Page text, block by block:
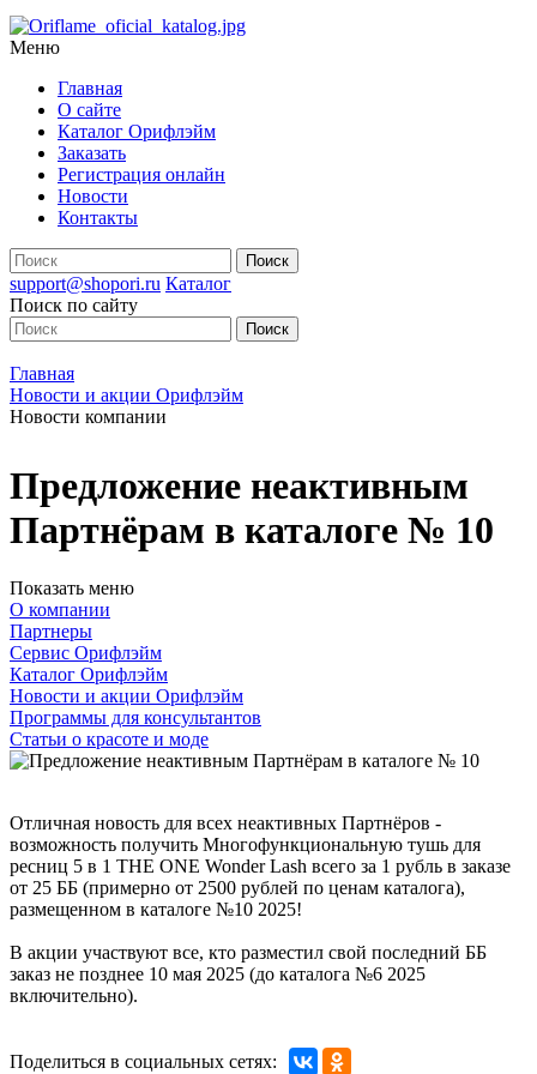
Меню
Главная
О сайте
Каталог Орифлэйм
Заказать
Регистрация онлайн
Новости
Контакты
support@shopori.ru Каталог
Поиск по сайту
Главная
Новости и акции Орифлэйм
Новости компании
Предложение неактивным
Партнёрам в каталоге № 10
Показать меню
О компании
Партнеры
Сервис Орифлэйм
Каталог Орифлэйм
Новости и акции Орифлэйм
Программы для консультантов
Статьи о красоте и моде
Отличная новость для всех неактивных Партнёров -
возможность получить Многофункциональную тушь для
ресниц 5 в 1 THE ONE Wonder Lash всего за 1 рубль в заказе
от 25 ББ (примерно от 2500 рублей по ценам каталога),
размещенном в каталоге №10 2025!
В акции участвуют все, кто разместил свой последний ББ
заказ не позднее 10 мая 2025 (до каталога №6 2025
включительно).
Поделиться в социальных сетях: